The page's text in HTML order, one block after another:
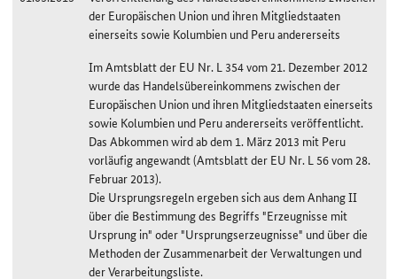
der Europäischen Union und ihren Mitgliedstaaten
einerseits sowie Kolumbien und Peru andererseits
Im Amtsblatt der EU Nr. L 354 vom 21. Dezember 2012
wurde das Handelsübereinkommens zwischen der
Europäischen Union und ihren Mitgliedstaaten einerseits
sowie Kolumbien und Peru andererseits veröffentlicht.
Das Abkommen wird ab dem 1. März 2013 mit Peru
vorläufig angewandt (Amtsblatt der EU Nr. L 56 vom 28.
Februar 2013).
Die Ursprungsregeln ergeben sich aus dem Anhang II
über die Bestimmung des Begriffs "Erzeugnisse mit
Ursprung in" oder "Ursprungserzeugnisse" und über die
Methoden der Zusammenarbeit der Verwaltungen und
der Verarbeitungsliste.